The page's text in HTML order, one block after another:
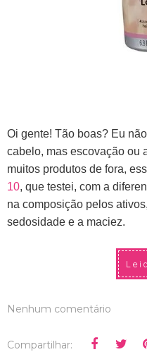
Oi gente! Tão boas? Eu
cabelo, mas escovação ou
muitos produtos de fora,
10, que testei, com a
na composição pelos
sedosidade e a maciez.
Nenhum comentário
Compartilhar: